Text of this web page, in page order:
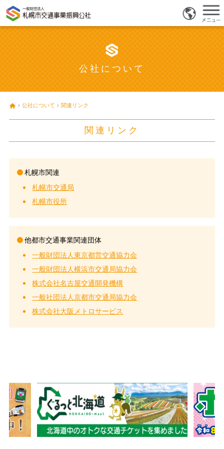
公社について
公社について 関連リンク
関連リンク
札幌市関連
札幌市交通局
札幌市役所
他都市交通事業関連団体
一般財団法人東京都営交通協力会
一般財団法人横浜市交通局協力会
株式会社名古屋交通開発機構
一般社団法人京都市交通局協力会
株式会社大阪メトロサービス